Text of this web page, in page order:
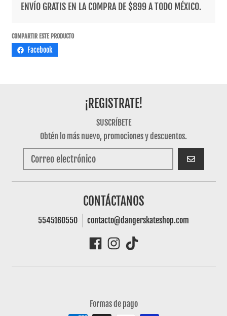
ENVÍO GRATIS EN LA COMPRA DE $899 A TODO MÉXICO.
COMPARTIR ESTE PRODUCTO
Facebook
¡REGISTRATE!
SUSCRÍBETE
Obtén lo más nuevo, promociones y descuentos.
SUSCRIBIRSE
CONTÁCTANOS
5545160550 contacto@dangerskateshop.com
Formas de pago